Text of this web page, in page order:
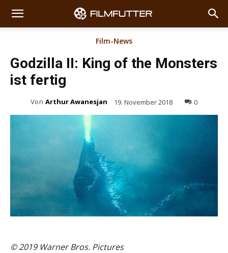
Film-News
Godzilla II: King of the Monsters
ist fertig
Von Arthur Awanesjan 19. November 2018 0
© 2019 Warner Bros. Pictures